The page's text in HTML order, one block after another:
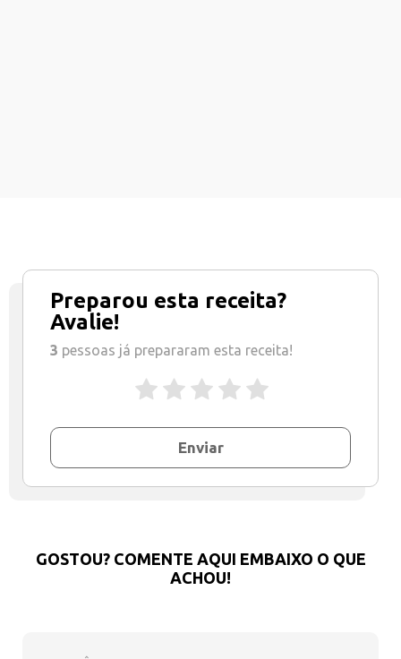
Preparou esta receita?
Avalie!
3 pessoas já prepararam esta receita!
Enviar
GOSTOU? COMENTE AQUI EMBAIXO O QUE
ACHOU!